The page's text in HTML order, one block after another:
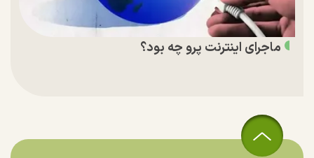
ماجرای اینترنت پرو چه بود؟